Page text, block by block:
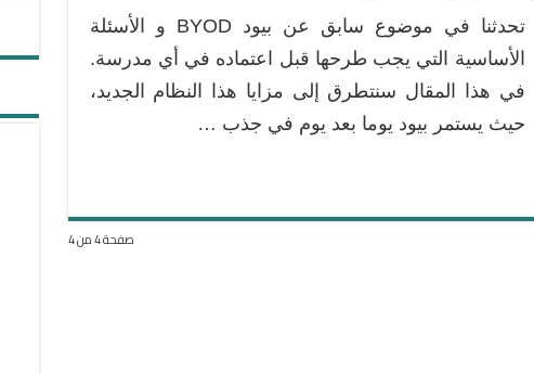
مفاتيح
أساسية
للاستفادة
من
بيود
تحدثنا في موضوع سابق عن بيود BYOD و الأسئلة
الأساسية التي يجب طرحها قبل اعتماده في أي مدرسة.
في هذا المقال سنتطرق إلى مزايا هذا النظام الجديد،
حيث يستمر بيود يوما بعد يوم في جذب …
صفحة 4 من 4